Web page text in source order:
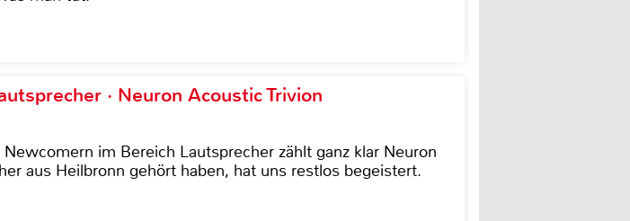
· Neuron Acoustic Trivion
im Bereich Lautsprecher zählt ganz klar Neuron
aus Heilbronn gehört haben, hat uns restlos begeistert.